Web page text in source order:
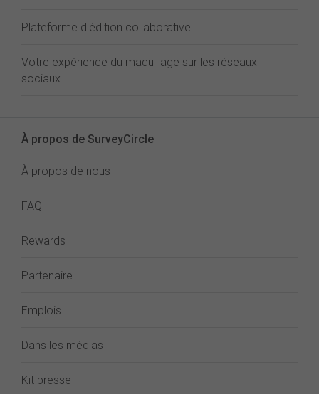
Plateforme d'édition collaborative
Votre expérience du maquillage sur les réseaux
sociaux
À propos de SurveyCircle
À propos de nous
FAQ
Rewards
Partenaire
Emplois
Dans les médias
Kit presse